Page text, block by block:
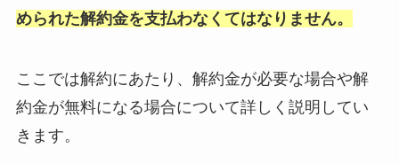
められた解約金を支払わなくてはなりません。
ここでは解約にあたり、解約金が必要な場合や解
約金が無料になる場合について詳しく説明してい
きます。